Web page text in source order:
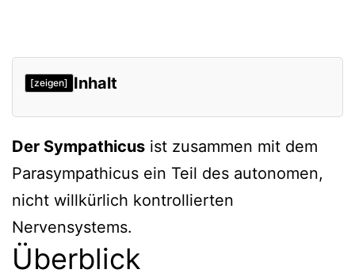
[zeigen] Inhalt
Überblick
Aufbau
Wirkungen
Verweise
Der Sympathicus ist zusammen mit dem
Parasympathicus ein Teil des autonomen,
nicht willkürlich kontrollierten
Nervensystems.
Überblick